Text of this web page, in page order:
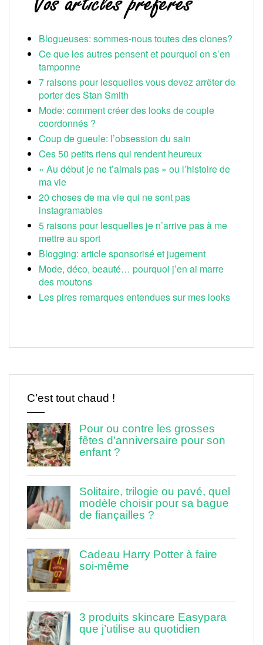
Blogueuses: sommes-nous toutes des clones?
Ce que les autres pensent et pourquoi on s’en
tamponne
7 raisons pour lesquelles vous devez arrêter de
porter des Stan Smith
Mode: comment créer des looks de couple
coordonnés ?
Coup de gueule: l’obsession du sain
Ces 50 petits riens qui rendent heureux
« Au début je ne t’aimais pas » ou l’histoire de
ma vie
20 choses de ma vie qui ne sont pas
instagramables
5 raisons pour lesquelles je n’arrive pas à me
mettre au sport
Blogging: article sponsorisé et jugement
Mode, déco, beauté… pourquoi j’en ai marre
des moutons
Les pires remarques entendues sur mes looks
C’est tout chaud !
Pour ou contre les grosses
fêtes d’anniversaire pour son
enfant ?
Solitaire, trilogie ou pavé, quel
modèle choisir pour sa bague
de fiançailles ?
Cadeau Harry Potter à faire
soi-même
3 produits skincare Easypara
que j’utilise au quotidien